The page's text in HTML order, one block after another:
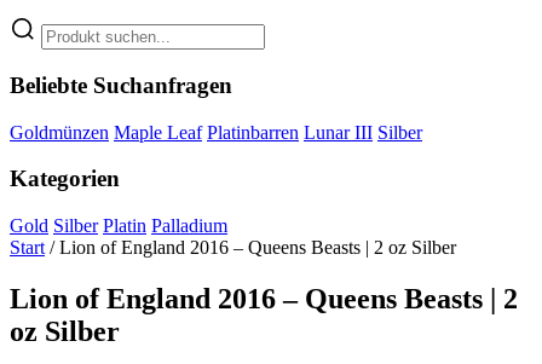
Beliebte Suchanfragen
Goldmünzen Maple Leaf Platinbarren Lunar III Silber
Kategorien
Gold Silber Platin Palladium
Start / Lion of England 2016 – Queens Beasts | 2 oz Silber
Lion of England 2016 – Queens Beasts | 2
oz Silber